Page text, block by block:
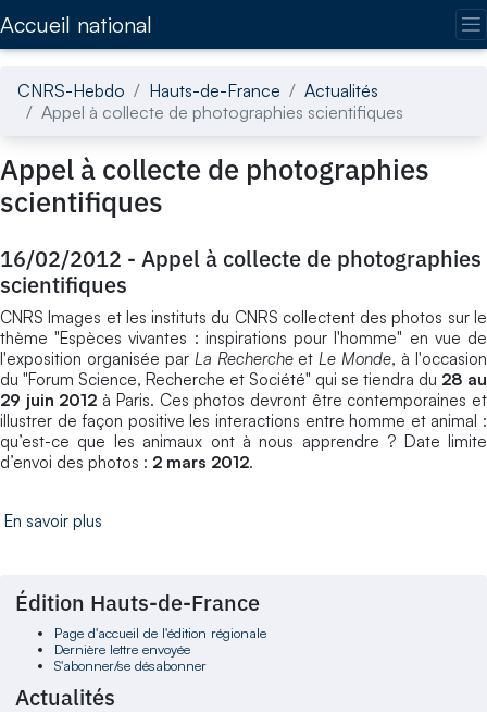
Accueil national
CNRS-Hebdo Hauts-de-France
Actualités
Appel à collecte de photographies scientifiques
Appel à collecte de photographies
scientifiques
16/02/2012 - Appel à collecte de photographies
scientifiques
CNRS Images et les instituts du CNRS collectent des photos sur le
thème "Espèces vivantes : inspirations pour l'homme" en vue de
l'exposition organisée par La Rechercheet Le Monde, à l'occasion
du "Forum Science, Recherche et Société" qui se tiendra du 28 au
29 juin 2012 à Paris. Ces photos devront être contemporaines et
illustrer de façon positive les interactions entre homme et animal :
qu’est-ce que les animaux ont à nous apprendre ? Date limite
d’envoi des photos : 2 mars 2012.
En savoir plus
Édition Hauts-de-France
Page d'accueil de l'édition régionale
Dernière lettre envoyée
S'abonner/se désabonner
Actualités